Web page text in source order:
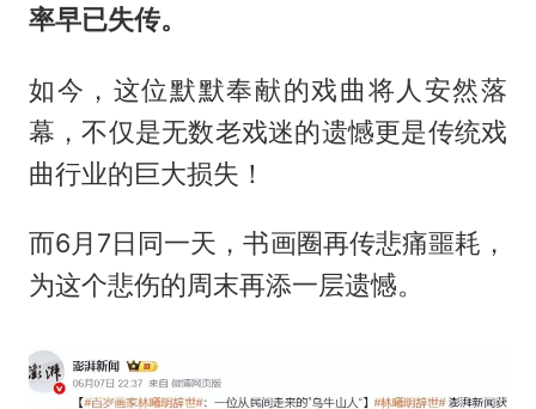
率早已失传。
如今，这位默默奉献的戏曲将人安然落
幕，不仅是无数老戏迷的遗憾更是传统戏
曲行业的巨大损失！
而6月7日同一天，书画圈再传悲痛噩耗，
为这个悲伤的周末再添一层遗憾。